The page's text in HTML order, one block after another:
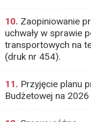
10. Zaopiniowanie
uchwały w sprawie
transportowych na
(druk nr 454).
11. Przyjęcie planu
Budżetowej na 2026